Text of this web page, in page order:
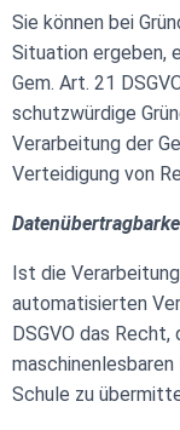
Sie können bei
Situation ergeben,
Gem. Art. 21
schutzwürdige
Verarbeitung der
Verteidigung von
Ist die
automatisierten
DSGVO das Recht,
Schule zu